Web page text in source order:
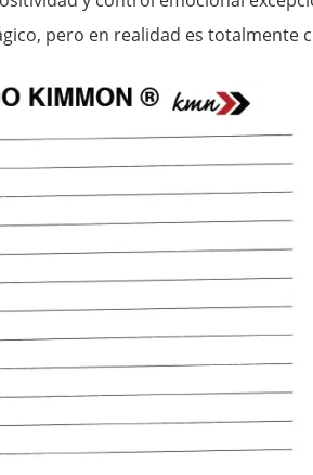
pero en realidad es totalmente